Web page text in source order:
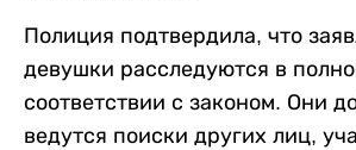
Полиция подтвердила, что
девушки расследуются в
соответствии с законом. Они
ведутся поиски других лиц,